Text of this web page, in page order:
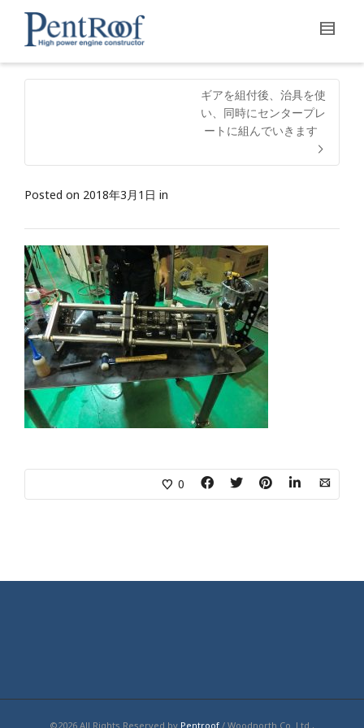
ギアを組付後、治具を使
い、同時にセンタープレ
ートに組んでいきます
Posted on 2018年3月1日 in
0
©2026 All Rights Reserved by Pentroof / Woodnorth Co. Ltd.,